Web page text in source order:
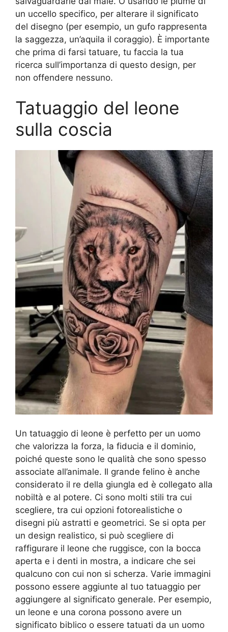
un uccello specifico, per alterare il significato
del disegno (per esempio, un gufo rappresenta
la saggezza, un’aquila il coraggio). È importante
che prima di farsi tatuare, tu faccia la tua
ricerca sull’importanza di questo design, per
non offendere nessuno.
Tatuaggio del leone
sulla coscia
Un tatuaggio di leone è perfetto per un uomo
che valorizza la forza, la fiducia e il dominio,
poiché queste sono le qualità che sono spesso
associate all’animale. Il grande felino è anche
considerato il re della giungla ed è collegato alla
nobiltà e al potere. Ci sono molti stili tra cui
scegliere, tra cui opzioni fotorealistiche o
disegni più astratti e geometrici. Se si opta per
un design realistico, si può scegliere di
raffigurare il leone che ruggisce, con la bocca
aperta e i denti in mostra, a indicare che sei
qualcuno con cui non si scherza. Varie immagini
possono essere aggiunte al tuo tatuaggio per
aggiungere al significato generale. Per esempio,
un leone e una corona possono avere un
significato biblico o essere tatuati da un uomo